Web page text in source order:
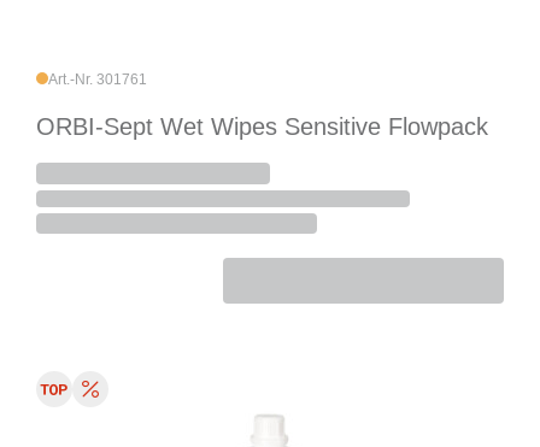
Art.-Nr. 301761
ORBI-Sept Wet Wipes Sensitive Flowpack